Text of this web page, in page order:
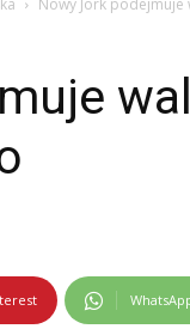
Nowy Jork